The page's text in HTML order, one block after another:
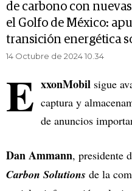
de carbono con
el Golfo de México:
transición energética
14 Octubre de 2024 10.34
E xxonMobil sigue
captura y
de anuncios
Dan Ammann, presidente
Carbon Solutions de la